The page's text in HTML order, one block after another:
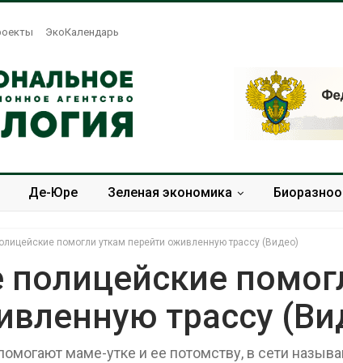
ЭкоКалендарь
Де-Юре Зеленая экономика
помогли уткам перейти оживленную трассу (Видео)
трассу
маме-утке и ее потомству, в сети
В Домодедове
ликвидируют
химикатов после пожара